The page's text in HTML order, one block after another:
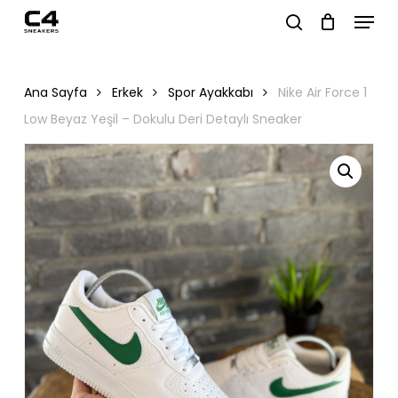
Menu
Ana Sayfa Erkek Spor Ayakkabı
Nike Air Force 1
Low Beyaz Yeşil – Dokulu Deri Detaylı Sneaker